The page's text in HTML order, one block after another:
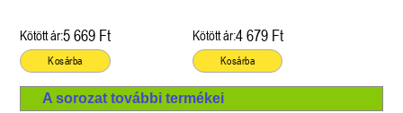
Kötött ár:5 669 Ft
Kosárba
Kötött ár:4 679 Ft
Kosárba
A sorozat további termékei